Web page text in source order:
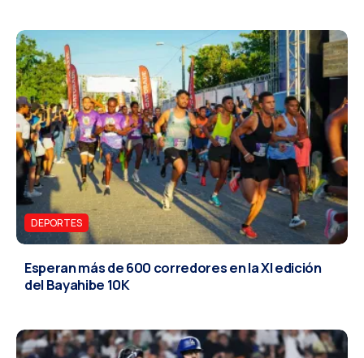
DEPORTES
Esperan más de 600 corredores en la XI edición
del Bayahibe 10K